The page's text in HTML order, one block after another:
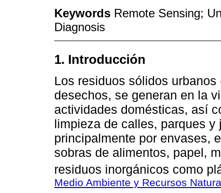
Keywords Remote Sensing;
Diagnosis
1. Introducción
Los residuos sólidos
desechos, se generan en la
actividades domésticas, así
limpieza de calles, parques
principalmente por envases,
sobras de alimentos, papel,
residuos inorgánicos como
Medio Ambiente y Recursos